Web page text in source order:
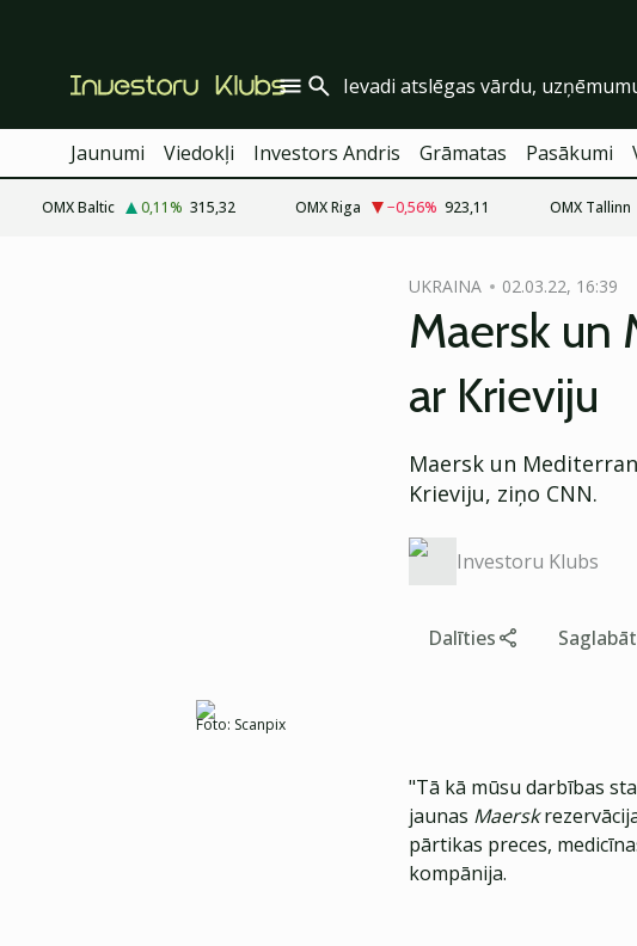
Jaunumi Viedokļi Investors Andris Grāmatas Pasākumi
OMX Baltic 0,11% 315,32 OMX Riga −0,56% 923,11 OMX Tallinn
UKRAINA 02.03.22, 16:39
Maersk un
ar Krieviju
Maersk un
Krieviju, ziņo CNN.
Investoru Klubs
Dalīties Saglabāt
Foto: Scanpix
"Tā kā mūsu darbības
jaunas Maersk
pārtikas preces,
kompānija.